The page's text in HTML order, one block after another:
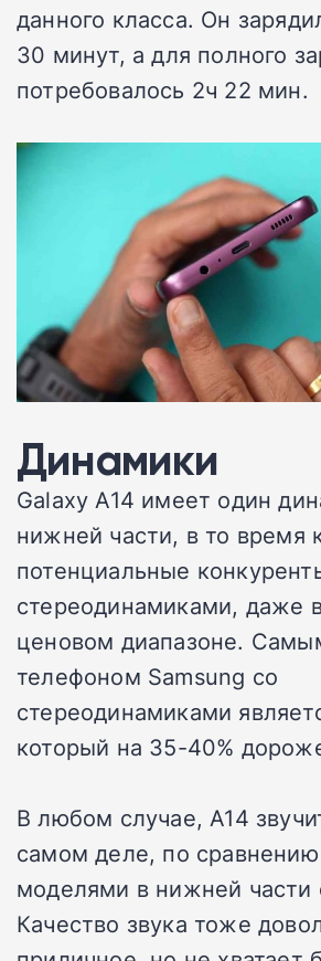
данного класса. Он
30 минут, а для полного
потребовалось 2ч 22 мин.
Динамики
Galaxy A14 имеет один
нижней части, в то время
потенциальные
стереодинамиками, даже
ценовом диапазоне.
телефоном Samsung со
стереодинамиками
который на 35-40%
В любом случае, A14
самом деле, по
моделями в нижней части
Качество звука тоже